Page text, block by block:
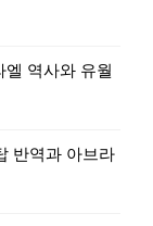
엘 역사와 유월
아브라